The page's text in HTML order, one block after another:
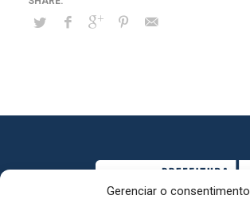
Gerenciar o consentimento